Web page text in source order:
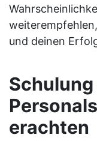
und deinen
erachten